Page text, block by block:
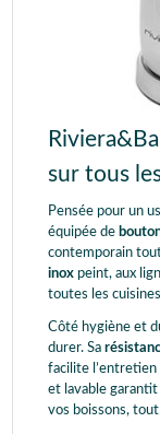
sur tous
Pensée pour un
équipée de
contemporain
inox peint, aux
toutes les
Côté hygiène et
durer. Sa
facilite l’entretien
et lavable
vos boissons,